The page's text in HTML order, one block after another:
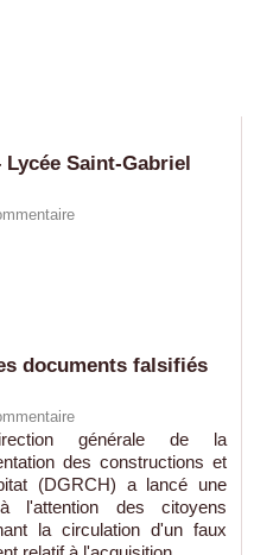
Saint-Gabriel
documents falsifiés
générale de la
des constructions et
(DGRCH) a lancé une
l'attention des citoyens
la circulation d'un faux